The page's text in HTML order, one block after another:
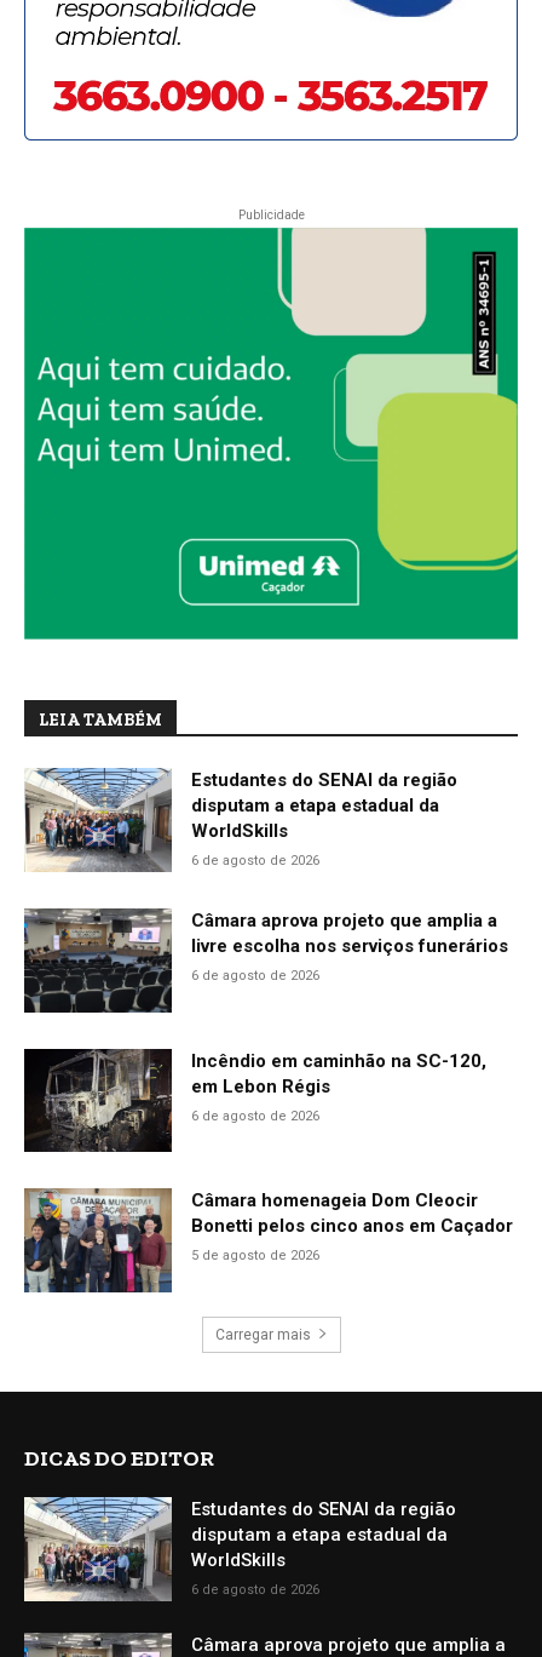
Publicidade
LEIA TAMBÉM
Estudantes do SENAI da região
disputam a etapa estadual da
WorldSkills
6 de agosto de 2026
Câmara aprova projeto que amplia a
livre escolha nos serviços funerários
6 de agosto de 2026
Incêndio em caminhão na SC-120,
em Lebon Régis
6 de agosto de 2026
Câmara homenageia Dom Cleocir
Bonetti pelos cinco anos em Caçador
5 de agosto de 2026
Carregar mais
DICAS DO EDITOR
Estudantes do SENAI da região
disputam a etapa estadual da
WorldSkills
6 de agosto de 2026
Câmara aprova projeto que amplia a